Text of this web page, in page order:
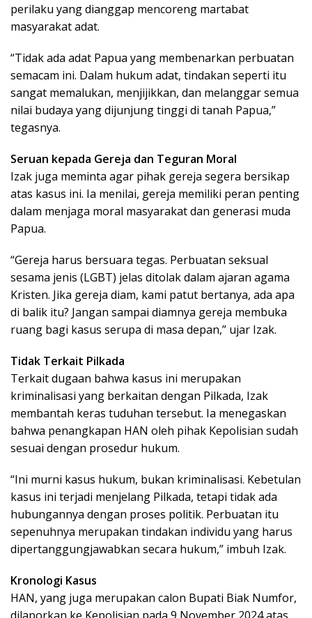
perilaku yang dianggap mencoreng martabat
masyarakat adat.
“Tidak ada adat Papua yang membenarkan perbuatan
semacam ini. Dalam hukum adat, tindakan seperti itu
sangat memalukan, menjijikkan, dan melanggar semua
nilai budaya yang dijunjung tinggi di tanah Papua,”
tegasnya.
Seruan kepada Gereja dan Teguran Moral
Izak juga meminta agar pihak gereja segera bersikap
atas kasus ini. Ia menilai, gereja memiliki peran penting
dalam menjaga moral masyarakat dan generasi muda
Papua.
“Gereja harus bersuara tegas. Perbuatan seksual
sesama jenis (LGBT) jelas ditolak dalam ajaran agama
Kristen. Jika gereja diam, kami patut bertanya, ada apa
di balik itu? Jangan sampai diamnya gereja membuka
ruang bagi kasus serupa di masa depan,” ujar Izak.
Tidak Terkait Pilkada
Terkait dugaan bahwa kasus ini merupakan
kriminalisasi yang berkaitan dengan Pilkada, Izak
membantah keras tuduhan tersebut. Ia menegaskan
bahwa penangkapan HAN oleh pihak Kepolisian sudah
sesuai dengan prosedur hukum.
“Ini murni kasus hukum, bukan kriminalisasi. Kebetulan
kasus ini terjadi menjelang Pilkada, tetapi tidak ada
hubungannya dengan proses politik. Perbuatan itu
sepenuhnya merupakan tindakan individu yang harus
dipertanggungjawabkan secara hukum,” imbuh Izak.
Kronologi Kasus
HAN, yang juga merupakan calon Bupati Biak Numfor,